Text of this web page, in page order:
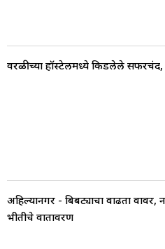
वरळीच्या हॉस्टेलमध्ये किडलेले
अहिल्यानगर - बिबट्याचा वाढता वावर,
भीतीचे वातावरण